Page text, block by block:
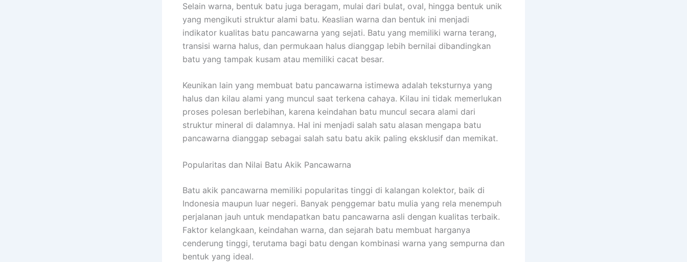
Selain warna, bentuk batu juga beragam, mulai dari bulat, oval, hingga bentuk unik
yang mengikuti struktur alami batu. Keaslian warna dan bentuk ini menjadi
indikator kualitas batu pancawarna yang sejati. Batu yang memiliki warna terang,
transisi warna halus, dan permukaan halus dianggap lebih bernilai dibandingkan
batu yang tampak kusam atau memiliki cacat besar.
Keunikan lain yang membuat batu pancawarna istimewa adalah teksturnya yang
halus dan kilau alami yang muncul saat terkena cahaya. Kilau ini tidak memerlukan
proses polesan berlebihan, karena keindahan batu muncul secara alami dari
struktur mineral di dalamnya. Hal ini menjadi salah satu alasan mengapa batu
pancawarna dianggap sebagai salah satu batu akik paling eksklusif dan memikat.
Popularitas dan Nilai Batu Akik Pancawarna
Batu akik pancawarna memiliki popularitas tinggi di kalangan kolektor, baik di
Indonesia maupun luar negeri. Banyak penggemar batu mulia yang rela menempuh
perjalanan jauh untuk mendapatkan batu pancawarna asli dengan kualitas terbaik.
Faktor kelangkaan, keindahan warna, dan sejarah batu membuat harganya
cenderung tinggi, terutama bagi batu dengan kombinasi warna yang sempurna dan
bentuk yang ideal.